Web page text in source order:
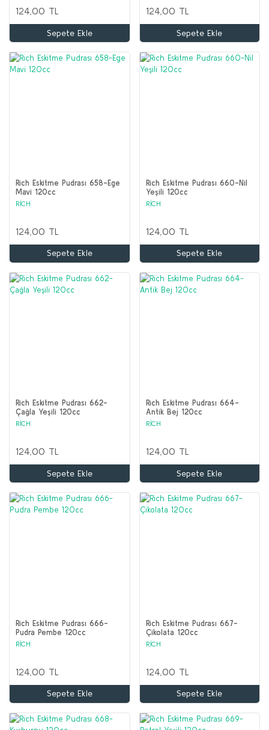
124,00 TL
Sepete Ekle
124,00 TL
Sepete Ekle
Rich Eskitme Pudrası 658-Ege
Mavi 120cc
RİCH
124,00 TL
Sepete Ekle
Rich Eskitme Pudrası 660-Nil
Yeşili 120cc
RİCH
124,00 TL
Sepete Ekle
Rich Eskitme Pudrası 662-
Çağla Yeşili 120cc
RİCH
124,00 TL
Sepete Ekle
Rich Eskitme Pudrası 664-
Antik Bej 120cc
RİCH
124,00 TL
Sepete Ekle
Rich Eskitme Pudrası 666-
Pudra Pembe 120cc
RİCH
124,00 TL
Sepete Ekle
Rich Eskitme Pudrası 667-
Çikolata 120cc
RİCH
124,00 TL
Sepete Ekle